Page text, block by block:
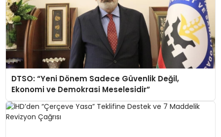
DTSO: “Yeni Dönem Sadece Güvenlik Değil,
Ekonomi ve Demokrasi Meselesidir”